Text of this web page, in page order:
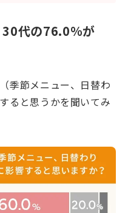
30代の76.0％が
季節メニュー、日替わ
ると思うかを聞いてみ